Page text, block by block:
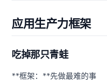
应用生产力框架
吃掉那只青蛙
**框架：**先做最难的事